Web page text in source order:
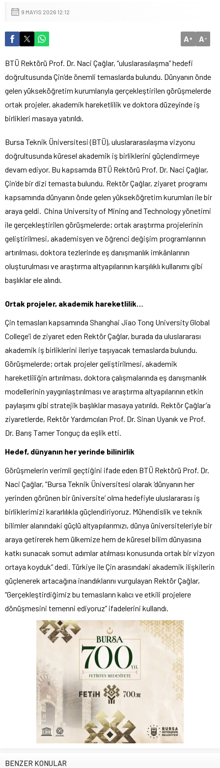
9 MAYIS 2026 12:12
A+ A-
BTÜ Rektörü Prof. Dr. Naci Çağlar, “uluslarasılaşma” hedefi
doğrultusunda Çin’de önemli temaslarda bulundu. Dünyanın önde
gelen yükseköğretim kurumlarıyla gerçekleştirilen görüşmelerde
ortak projeler, akademik hareketlilik ve doktora düzeyinde iş
birlikleri masaya yatırıldı.
Bursa Teknik Üniversitesi (BTÜ), uluslararasılaşma vizyonu
doğrultusunda küresel akademik iş birliklerini güçlendirmeye
devam ediyor. Bu kapsamda BTÜ Rektörü Prof. Dr. Naci Çağlar,
Çin’de bir dizi temasta bulundu. Rektör Çağlar, ziyaret programı
kapsamında dünyanın önde gelen yükseköğretim kurumları ile bir
araya geldi. China University of Mining and Technology yönetimi
ile gerçekleştirilen görüşmelerde; ortak araştırma projelerinin
geliştirilmesi, akademisyen ve öğrenci değişim programlarının
artırılması, doktora tezlerinde eş danışmanlık imkânlarının
oluşturulması ve araştırma altyapılarının karşılıklı kullanımı gibi
başlıklar ele alındı.
Ortak projeler, akademik hareketlilik…
Çin temasları kapsamında Shanghai Jiao Tong University Global
College’i de ziyaret eden Rektör Çağlar, burada da uluslararası
akademik iş birliklerini ileriye taşıyacak temaslarda bulundu.
Görüşmelerde; ortak projeler geliştirilmesi, akademik
hareketliliğin artırılması, doktora çalışmalarında eş danışmanlık
modellerinin yaygınlaştırılması ve araştırma altyapılarının etkin
paylaşımı gibi stratejik başlıklar masaya yatırıldı. Rektör Çağlar’a
ziyaretlerde, Rektör Yardımcıları Prof. Dr. Sinan Uyanık ve Prof.
Dr. Barış Tamer Tonguç da eşlik etti.
Hedef, dünyanın her yerinde bilinirlik
Görüşmelerin verimli geçtiğini ifade eden BTÜ Rektörü Prof. Dr.
Naci Çağlar, “Bursa Teknik Üniversitesi olarak ‘dünyanın her
yerinden görünen bir üniversite’ olma hedefiyle uluslararası iş
birliklerimizi kararlılıkla güçlendiriyoruz. Mühendislik ve teknik
bilimler alanındaki güçlü altyapılarımızı, dünya üniversiteleriyle bir
araya getirerek hem ülkemize hem de küresel bilim dünyasına
katkı sunacak somut adımlar atılması konusunda ortak bir vizyon
ortaya koyduk” dedi. Türkiye ile Çin arasındaki akademik ilişkilerin
güçlenerek artacağına inandıklarını vurgulayan Rektör Çağlar,
“Gerçekleştirdiğimiz bu temasların kalıcı ve etkili projelere
dönüşmesini temenni ediyoruz” ifadelerini kullandı.
BENZER KONULAR